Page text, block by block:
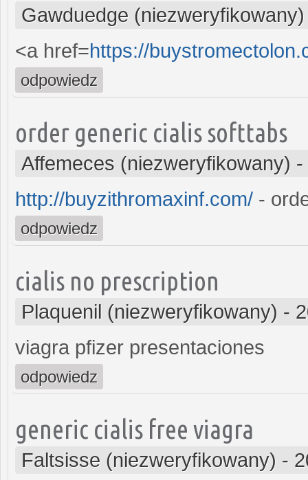
Gawduedge (niezweryfikowany)
<a href=https://
odpowiedz
order generic cialis softtabs
Affemeces (niezweryfikowany) -
http://buyzithromaxinf.com/ -
odpowiedz
cialis no prescription
Plaquenil (niezweryfikowany) -
viagra pfizer presentaciones
odpowiedz
generic cialis free viagra
Faltsisse (niezweryfikowany) -